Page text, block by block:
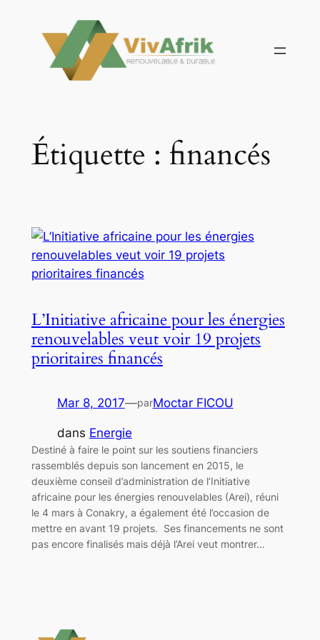
contenu
Étiquette : financés
L’Initiative africaine pour les énergies
renouvelables veut voir 19 projets
prioritaires financés
Mar 8, 2017—parMoctar FICOU
dans Energie
Destiné à faire le point sur les soutiens financiers
rassemblés depuis son lancement en 2015, le
deuxième conseil d’administration de l’Initiative
africaine pour les énergies renouvelables (Arei), réuni
le 4 mars à Conakry, a également été l’occasion de
mettre en avant 19 projets. Ses financements ne sont
pas encore finalisés mais déjà l’Arei veut montrer…